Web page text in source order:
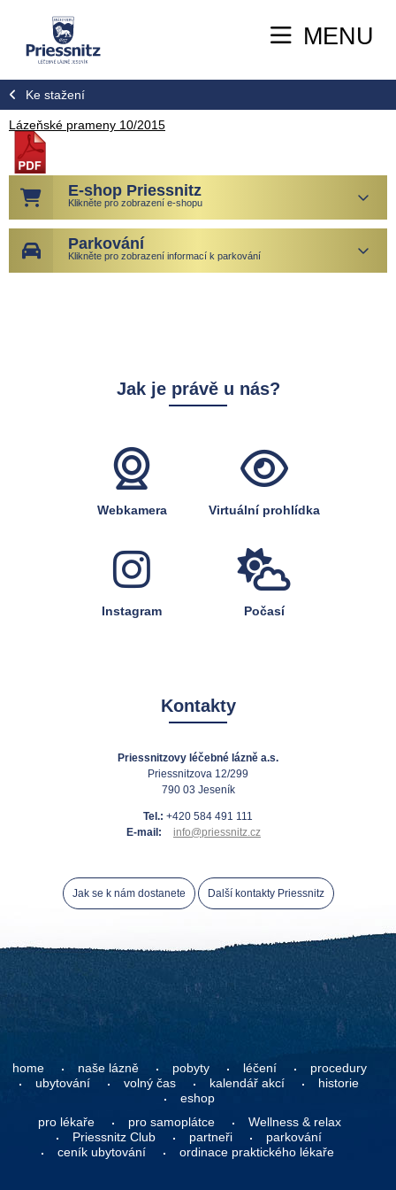
MENU
Ke stažení
Lázeňské prameny 10/2015
E-shop Priessnitz
Klikněte pro zobrazení e-shopu
Parkování
Klikněte pro zobrazení informací k parkování
Jak je právě u nás?
Webkamera Virtuální prohlídka
Instagram Počasí
Kontakty
Priessnitzovy léčebné lázně a.s.
Priessnitzova 12/299
790 03 Jeseník
Tel.: +420 584 491 111
E-mail:
info@priessnitz.cz
Jak se k nám dostanete Další kontakty Priessnitz
home naše lázně pobyty léčení
procedury
ubytování
volný čas kalendář akcí
historie
eshop
pro lékaře
pro samoplátce
Wellness & relax
Priessnitz Club
partneři
parkování
ceník ubytování
ordinace praktického lékaře